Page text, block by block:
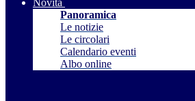
Novità
Panoramica
Le notizie
Le circolari
Calendario eventi
Albo online